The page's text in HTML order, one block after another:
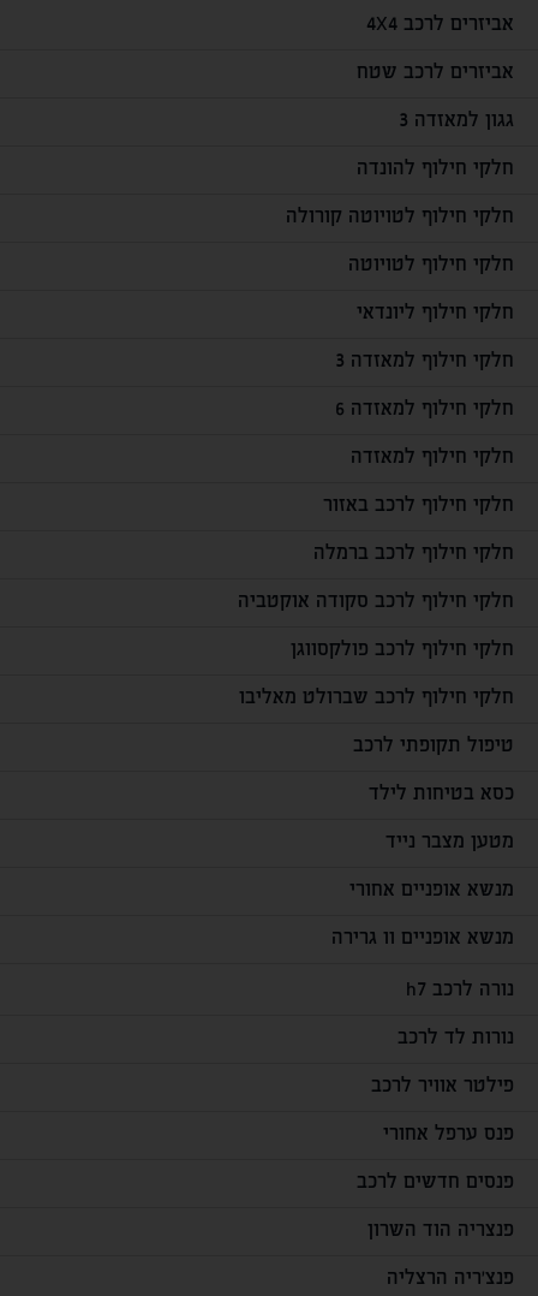
אביזרים לרכב 4X4
אביזרים לרכב שטח
גגון למאזדה 3
חלקי חילוף להונדה
חלקי חילוף לטויוטה קורולה
חלקי חילוף לטויוטה
חלקי חילוף ליונדאי
חלקי חילוף למאזדה 3
חלקי חילוף למאזדה 6
חלקי חילוף למאזדה
חלקי חילוף לרכב באזור
חלקי חילוף לרכב ברמלה
חלקי חילוף לרכב סקודה אוקטביה
חלקי חילוף לרכב פולקסווגן
חלקי חילוף לרכב שברולט מאליבו
טיפול תקופתי לרכב
כסא בטיחות לילד
מטען מצבר נייד
מנשא אופניים אחורי
מנשא אופניים וו גרירה
נורה לרכב h7
נורות לד לרכב
פילטר אוויר לרכב
פנס ערפל אחורי
פנסים חדשים לרכב
פנצריה הוד השרון
פנצ'ריה הרצליה